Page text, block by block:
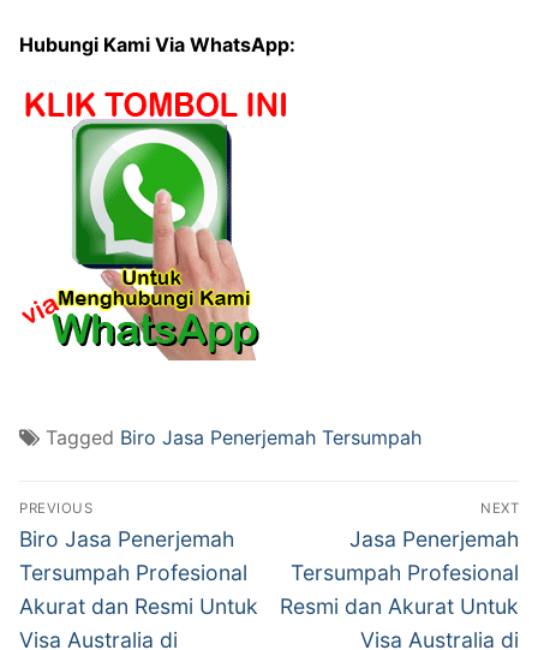
Hubungi Kami Via WhatsApp:
Tagged Biro Jasa Penerjemah Tersumpah
Post
navigation
PREVIOUS
Previous
post:
Biro Jasa Penerjemah
Tersumpah Profesional
Akurat dan Resmi Untuk
Visa Australia di
NEXT
Next
post:
Jasa Penerjemah
Tersumpah Profesional
Resmi dan Akurat Untuk
Visa Australia di